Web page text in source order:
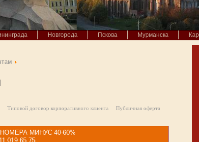
Новгорода Пскова Мурманска
Типовой договор корпоративного клиента Публичная оферта
МИНУС 40-60%
65 75